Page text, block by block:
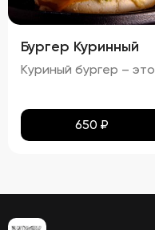
Бургер Куринный
650 ₽